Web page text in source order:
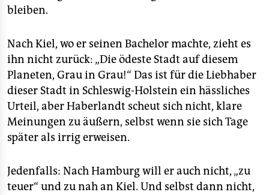
bleiben.
Nach Kiel, wo er seinen Bachelor machte, zieht es
ihn nicht zurück: „Die ödeste Stadt auf diesem
Planeten, Grau in Grau!“ Das ist für die Liebhaber
dieser Stadt in Schleswig-Holstein ein hässliches
Urteil, aber Haberlandt scheut sich nicht, klare
Meinungen zu äußern, selbst wenn sie sich Tage
später als irrig erweisen.
Jedenfalls: Nach Hamburg will er auch nicht, „zu
teuer“ und zu nah an Kiel. Und selbst dann nicht,